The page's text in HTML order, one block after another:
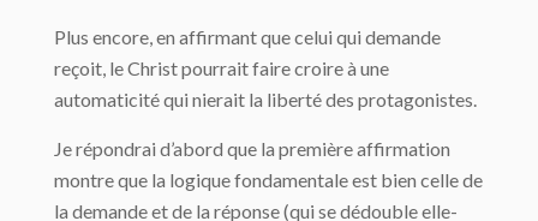
Plus encore, en affirmant que celui qui demande
reçoit, le Christ pourrait faire croire à une
automaticité qui nierait la liberté des protagonistes.
Je répondrai d’abord que la première affirmation
montre que la logique fondamentale est bien celle de
la demande et de la réponse (qui se dédouble elle-